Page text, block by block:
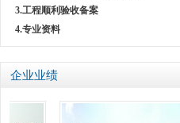
3.工程顺利验收备案
4.专业资料
企业业绩